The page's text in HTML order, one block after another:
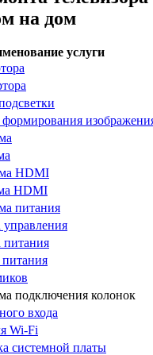
на дом
услуги
формирования
HDMI
HDMI
питания
управления
питания
питания
подключения колонок
входа
Wi-Fi
системной платы